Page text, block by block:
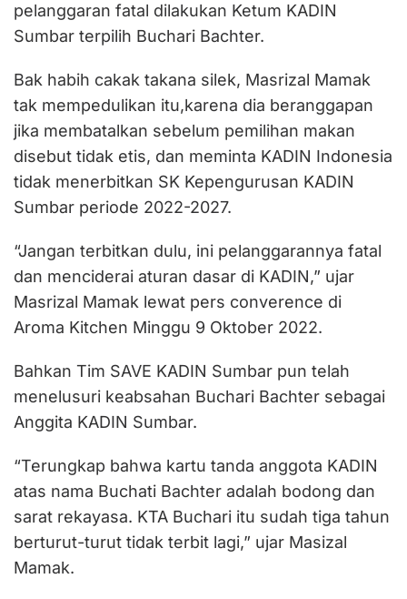
pelanggaran fatal dilakukan Ketum KADIN
Sumbar terpilih Buchari Bachter.
Bak habih cakak takana silek, Masrizal Mamak
tak mempedulikan itu,karena dia beranggapan
jika membatalkan sebelum pemilihan makan
disebut tidak etis, dan meminta KADIN Indonesia
tidak menerbitkan SK Kepengurusan KADIN
Sumbar periode 2022-2027.
“Jangan terbitkan dulu, ini pelanggarannya fatal
dan menciderai aturan dasar di KADIN,” ujar
Masrizal Mamak lewat pers converence di
Aroma Kitchen Minggu 9 Oktober 2022.
Bahkan Tim SAVE KADIN Sumbar pun telah
menelusuri keabsahan Buchari Bachter sebagai
Anggita KADIN Sumbar.
“Terungkap bahwa kartu tanda anggota KADIN
atas nama Buchati Bachter adalah bodong dan
sarat rekayasa. KTA Buchari itu sudah tiga tahun
berturut-turut tidak terbit lagi,” ujar Masizal
Mamak.